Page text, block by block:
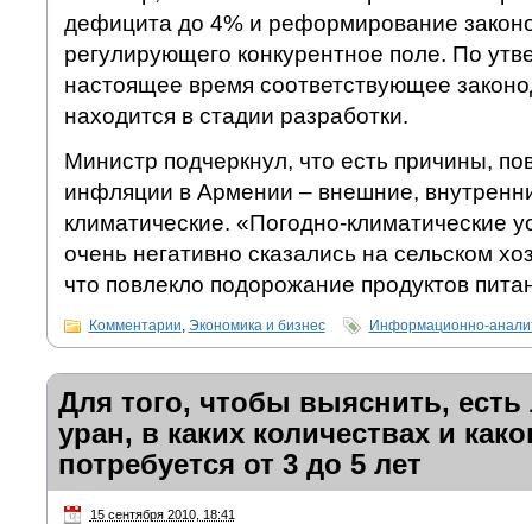
дефицита до 4% и реформирование
регулирующего конкурентное поле. По
настоящее время соответствующее
находится в стадии разработки.
Министр подчеркнул, что есть причины,
инфляции в Армении – внешние,
климатические. «Погодно-климатические
очень негативно сказались на сельском
что повлекло подорожание продуктов
Комментарии, Экономика и бизнес Информационно-
Для того, чтобы выяснить,
уран, в каких количествах и
потребуется от 3 до 5 лет
15 сентября 2010, 18:41